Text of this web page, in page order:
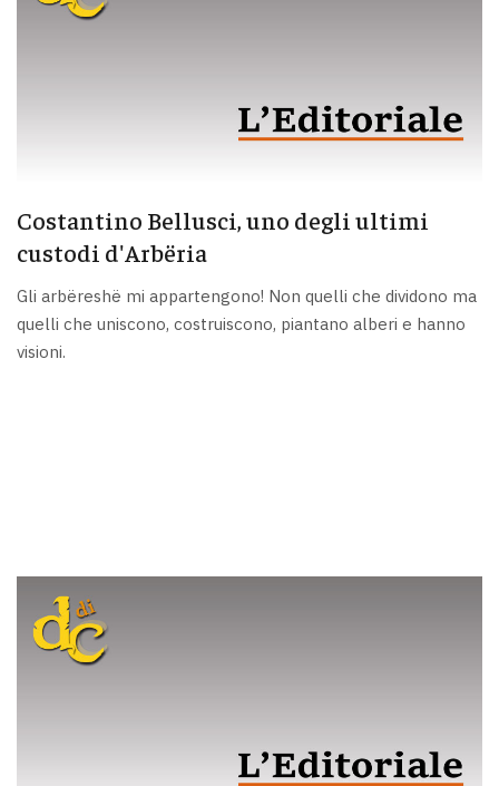
Costantino Bellusci, uno degli ultimi
custodi d'Arbëria
Gli arbëreshë mi appartengono! Non quelli che dividono ma
quelli che uniscono, costruiscono, piantano alberi e hanno
visioni.